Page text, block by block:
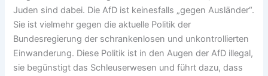
Juden sind dabei. Die AfD ist keinesfalls „gegen Ausländer“.
Sie ist vielmehr gegen die aktuelle Politik der
Bundesregierung der schrankenlosen und unkontrollierten
Einwanderung. Diese Politik ist in den Augen der AfD illegal,
sie begünstigt das Schleuserwesen und führt dazu, dass